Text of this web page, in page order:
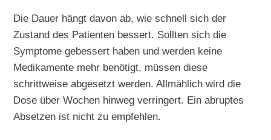
Die Dauer hängt davon ab, wie schnell sich der
Zustand des Patienten bessert. Sollten sich die
Symptome gebessert haben und werden keine
Medikamente mehr benötigt, müssen diese
schrittweise abgesetzt werden. Allmählich wird die
Dose über Wochen hinweg verringert. Ein abruptes
Absetzen ist nicht zu empfehlen.